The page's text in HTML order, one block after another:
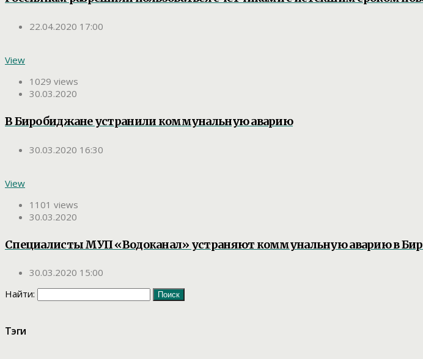
22.04.2020 17:00
View
1029 views
30.03.2020
В Биробиджане устранили коммунальную аварию
30.03.2020 16:30
View
1101 views
30.03.2020
Специалисты МУП «Водоканал» устраняют коммунальную аварию в
30.03.2020 15:00
Найти:
Тэги